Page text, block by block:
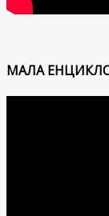
МАЛА